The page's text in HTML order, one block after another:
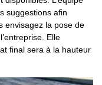
suggestions afin
envisagez la pose de
Elle
final sera à la hauteur